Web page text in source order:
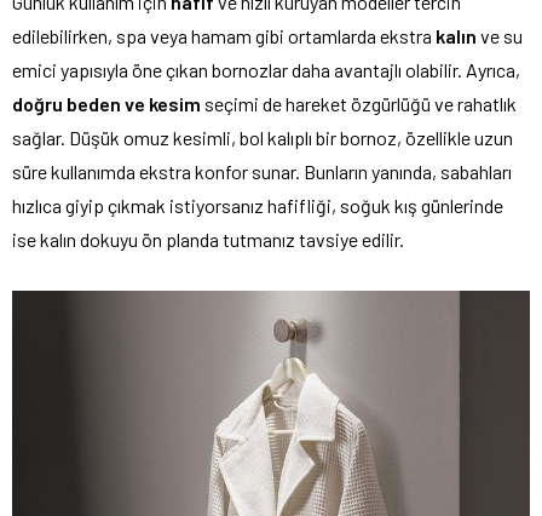
edilebilirken, spa veya hamam gibi ortamlarda ekstra kalın ve su
emici yapısıyla öne çıkan bornozlar daha avantajlı olabilir. Ayrıca,
doğru beden ve kesim seçimi de hareket özgürlüğü ve rahatlık
sağlar. Düşük omuz kesimli, bol kalıplı bir bornoz, özellikle uzun
süre kullanımda ekstra konfor sunar. Bunların yanında, sabahları
hızlıca giyip çıkmak istiyorsanız hafifliği, soğuk kış günlerinde
ise kalın dokuyu ön planda tutmanız tavsiye edilir.